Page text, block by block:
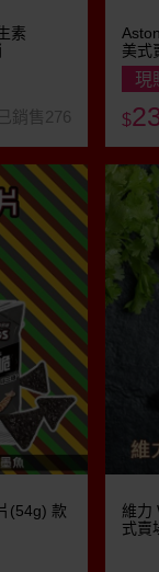
素
已銷售276
美式
現
$
(54g) 款
維力
式賣